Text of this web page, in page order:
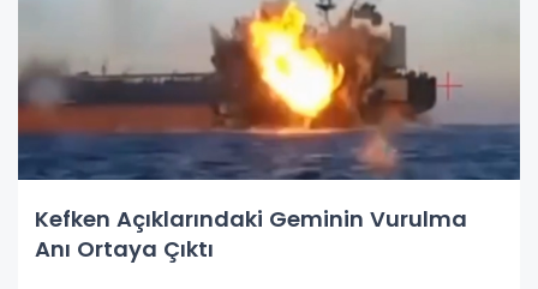
Kefken Açıklarındaki Geminin Vurulma
Anı Ortaya Çıktı